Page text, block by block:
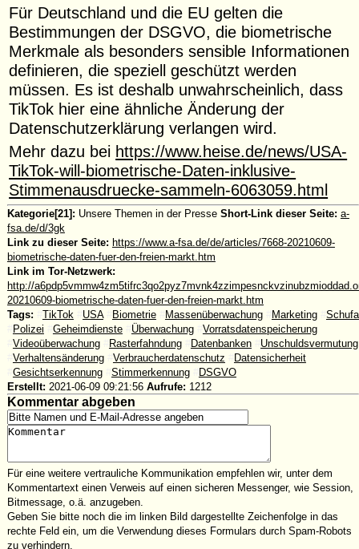
Für Deutschland und die EU gelten die
Bestimmungen der DSGVO, die biometrische
Merkmale als besonders sensible Informationen
definieren, die speziell geschützt werden
müssen. Es ist deshalb unwahrscheinlich, dass
TikTok hier eine ähnliche Änderung der
Datenschutzerklärung verlangen wird.
Mehr dazu bei https://www.heise.de/news/USA-
TikTok-will-biometrische-Daten-inklusive-
Stimmenausdruecke-sammeln-6063059.html
Kategorie[21]: Unsere Themen in der Presse Short-Link dieser Seite: a-
fsa.de/d/3gk
Link zu dieser Seite: https://www.a-fsa.de/de/articles/7668-20210609-
biometrische-daten-fuer-den-freien-markt.htm
Link im Tor-Netzwerk:
http://
20210609-biometrische-daten-fuer-den-freien-markt.htm
Tags:
TikTok USA Biometrie Massenüberwachung Marketing
Schufa
Polizei Geheimdienste Überwachung
Vorratsdatenspeicherung
Videoüberwachung Rasterfahndung Datenbanken
Unschuldsvermutung
Verhaltensänderung Verbraucherdatenschutz
Datensicherheit
Gesichtserkennung Stimmerkennung
DSGVO
Erstellt: 2021-06-09 09:21:56 Aufrufe: 1212
Kommentar abgeben
Für eine weitere vertrauliche Kommunikation empfehlen wir, unter dem
Kommentartext einen Verweis auf einen sicheren Messenger, wie Session,
Bitmessage, o.ä. anzugeben.
Geben Sie bitte noch die im linken Bild dargestellte Zeichenfolge in das
rechte Feld ein, um die Verwendung dieses Formulars durch Spam-Robots
zu verhindern.